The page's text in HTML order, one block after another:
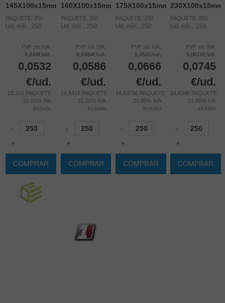
145X100x15mm
PAQUETE: 250
Ud. mín.: 250
PVP sin IVA:
0,044€/ud.
0,0532
€/ud.
13,31€ PAQUETE
21.00% IVA
incluido
-
+
COMPRAR
160X100x15mm
PAQUETE: 250
Ud. mín.: 250
PVP sin IVA:
0,0484€/ud.
0,0586
€/ud.
14,641€ PAQUETE
21.00% IVA
incluido
-
+
COMPRAR
175X100x15mm
PAQUETE: 250
Ud. mín.: 250
PVP sin IVA:
0,055€/ud.
0,0666
€/ud.
16,6375€ PAQUETE
21.00% IVA
incluido
-
+
COMPRAR
230X100x15mm
PAQUETE: 250
Ud. mín.: 250
PVP sin IVA:
0,0616€/ud.
0,0745
€/ud.
18,634€ PAQUETE
21.00% IVA
incluido
-
+
COMPRAR